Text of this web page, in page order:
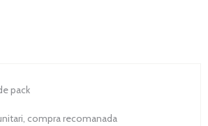
pack
compra recomanada